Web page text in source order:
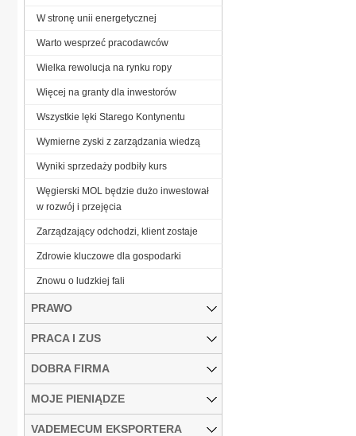
W stronę unii energetycznej
Warto wesprzeć pracodawców
Wielka rewolucja na rynku ropy
Więcej na granty dla inwestorów
Wszystkie lęki Starego Kontynentu
Wymierne zyski z zarządzania wiedzą
Wyniki sprzedaży podbiły kurs
Węgierski MOL będzie dużo inwestował
w rozwój i przejęcia
Zarządzający odchodzi, klient zostaje
Zdrowie kluczowe dla gospodarki
Znowu o ludzkiej fali
PRAWO
PRACA I ZUS
DOBRA FIRMA
MOJE PIENIĄDZE
VADEMECUM EKSPORTERA